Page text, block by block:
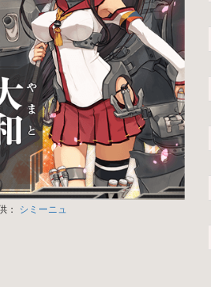
： シミーニュ